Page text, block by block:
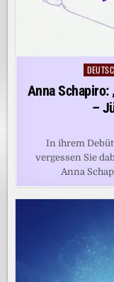
Posted
Anna Schapiro:
–
In ihrem Debüt
vergessen Sie
Anna